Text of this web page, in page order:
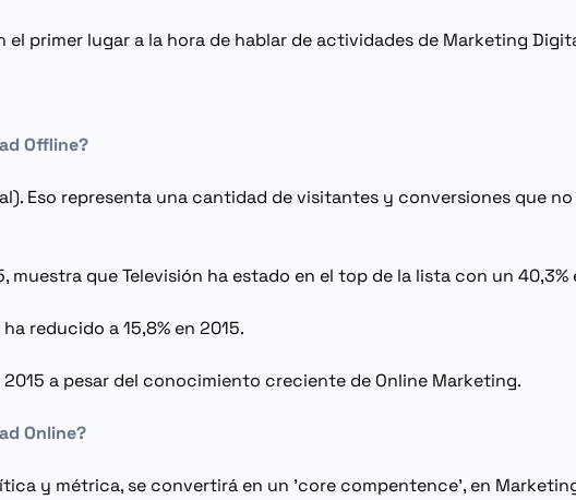
primer lugar a la hora de hablar de actividades de Marketing
Offline?
Eso representa una cantidad de visitantes y conversiones que
que Televisión ha estado en el top de la lista con un 40,3%
reducido a 15,8% en 2015.
2015 a pesar del conocimiento creciente de Online Marketing.
Online?
y métrica, se convertirá en un 'core compentence', en